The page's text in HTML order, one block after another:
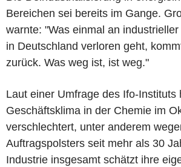
Bereichen sei bereits im Gange.
warnte: "Was einmal an
in Deutschland verloren geht,
zurück. Was weg ist, ist weg."
Laut einer Umfrage des Ifo-Instituts
Geschäftsklima in der Chemie im
verschlechtert, unter anderem
Auftragspolsters seit mehr als 30
Industrie insgesamt schätzt ihre